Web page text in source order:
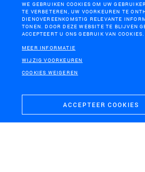
+31 (0)33 4328036
mail@hnsland.nl
WE GEBRUIKEN COOKIES OM UW
TE VERBETEREN, UW VOORKEUREN TE
DIENOVEREENKOMSTIG RELEVANTE
TONEN. DOOR DEZE WEBSITE TE BLIJVEN
ACCEPTEERT U ONS GEBRUIK VAN COOKIES.
MEER INFORMATIE
WIJZIG VOORKEUREN
COOKIES WEIGEREN
ACCEPTEER COOKIES